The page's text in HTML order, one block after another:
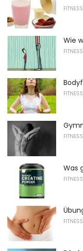
FITNESS
Wie
FITNESS
FITNESS
FITNESS
Was
FITNESS
FITNESS